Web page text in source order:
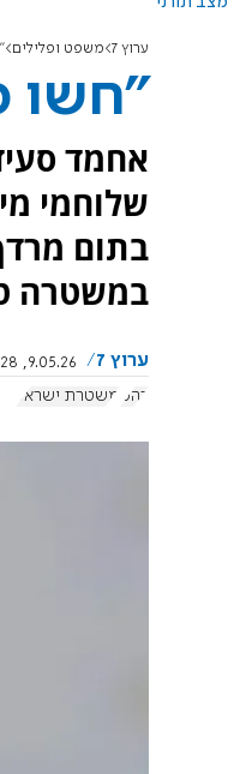
ערוץ 7 משפט ופלילים
"חשו
שלוחמי
בתום
במשטרה
ערוץ 7
9.05.26, 20:28
רהט משטרת ישראל